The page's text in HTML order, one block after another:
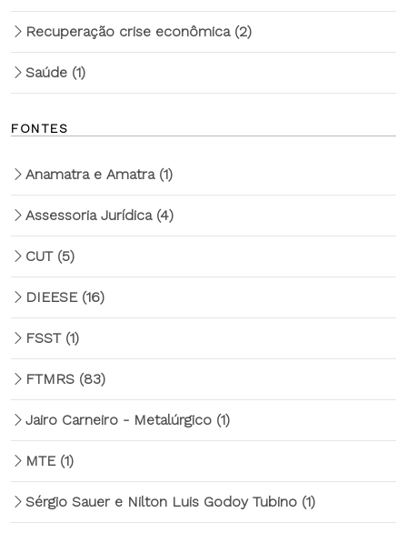
Recuperação crise econômica (2)
Saúde (1)
FONTES
Anamatra e Amatra (1)
Assessoria Jurídica (4)
CUT (5)
DIEESE (16)
FSST (1)
FTMRS (83)
Jairo Carneiro - Metalúrgico (1)
MTE (1)
Sérgio Sauer e Nilton Luis Godoy Tubino (1)